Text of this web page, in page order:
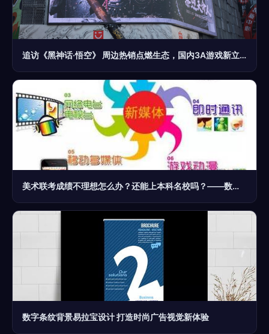
追访《黑神话·悟空》 周边热销点燃生态，国内3A游戏新立项激增折射产业觉醒
美术联考成绩不理想怎么办？还能上本科名校吗？——数字广告制作或成新出路
数字条纹背景易拉宝设计 打造时尚广告视觉新体验